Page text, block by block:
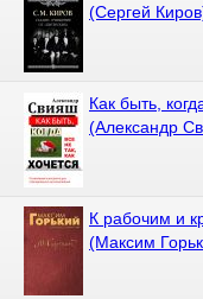
(Сергей
Как быть,
(Александр
К рабочим и
(Максим